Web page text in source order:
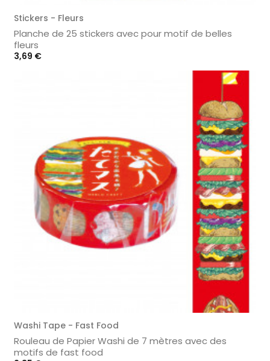
Stickers - Fleurs
Planche de 25 stickers avec pour motif de belles
fleurs
Prix
3,69 €
Washi Tape - Fast Food
Rouleau de Papier Washi de 7 mètres avec des
motifs de fast food